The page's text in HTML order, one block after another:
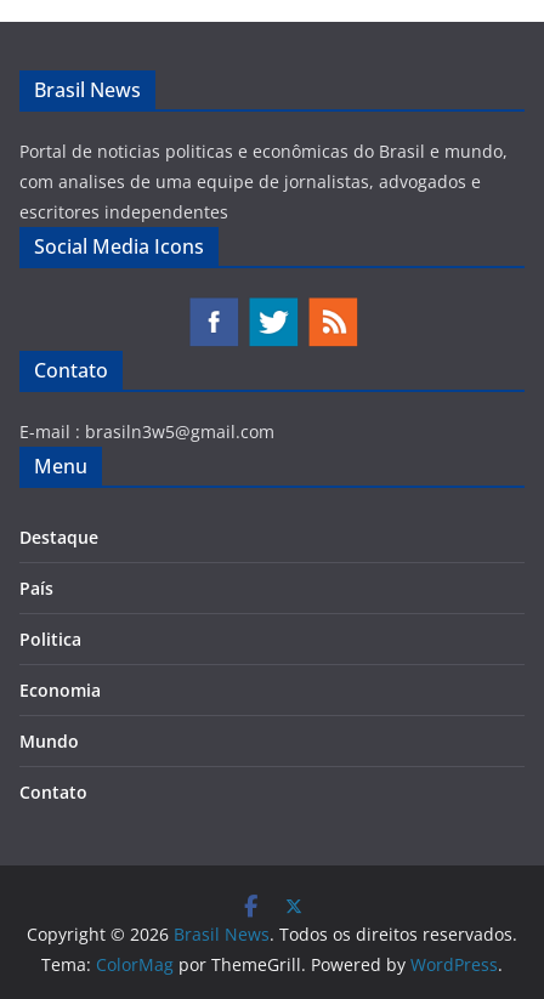
Brasil News
Portal de noticias politicas e econômicas do Brasil e mundo,
com analises de uma equipe de jornalistas, advogados e
escritores independentes
Social Media Icons
Contato
E-mail : brasiln3w5@gmail.com
Menu
Destaque
País
Politica
Economia
Mundo
Contato
Copyright © 2026 Brasil News. Todos os direitos reservados.
Tema: ColorMag por ThemeGrill. Powered by WordPress.